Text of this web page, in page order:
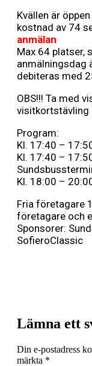
Kvällen är
kostnad av 74
anmälan
Max 64 platser,
anmälningsdag
debiteras med
OBS!!! Ta med
visitkortstävling
Program:
Kl. 17:40 –
Kl. 17:40 –
Kl. 18:00 –
Fria företagare
företagare och
Sponsorer:
SofieroClassic
Lämna ett
Din e-postadress
märkta *